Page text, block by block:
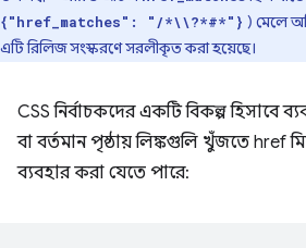
{"href_matches": "/*\\?*#*"} ) মেলে
এটি রিলিজ সংস্করণে সরলীকৃত করা হয়েছে।
CSS নির্বাচকদের একটি বিকল্প হিসাবে
বা বর্তমান পৃষ্ঠায় লিঙ্কগুলি খুঁজতে href
ব্যবহার করা যেতে পারে: